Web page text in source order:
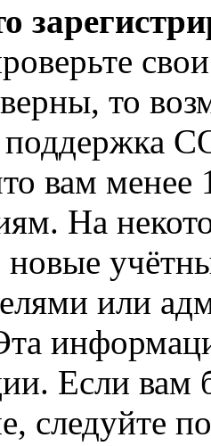
то
вам
На
новые
или
Если
следуйте